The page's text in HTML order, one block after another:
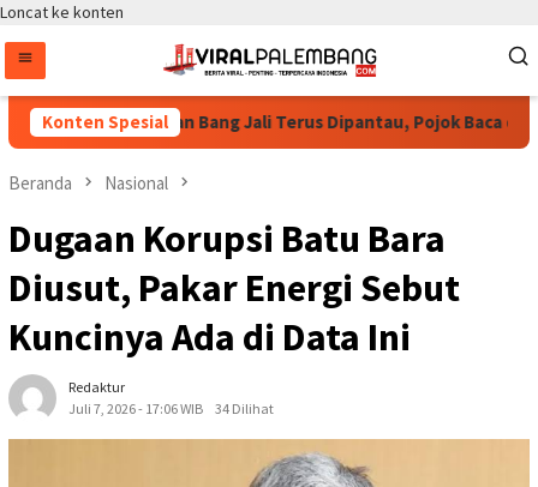
Loncat ke konten
Konten Spesial
Pastikan Bang Jali Terus Dipantau, Pojok Baca dan
Beranda Nasional
Dugaan Korupsi Batu Bara
Diusut, Pakar Energi Sebut
Kuncinya Ada di Data Ini
Redaktur
Juli 7, 2026 - 17:06 WIB
34 Dilihat